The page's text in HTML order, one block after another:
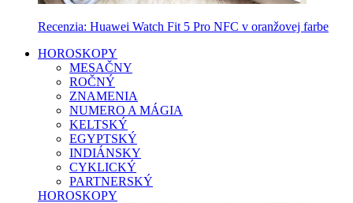
Recenzia: Huawei Watch Fit 5 Pro NFC v oranžovej farbe
HOROSKOPY
MESAČNY
ROČNÝ
ZNAMENIA
NUMERO A MÁGIA
KELTSKÝ
EGYPTSKÝ
INDIÁNSKY
CYKLICKÝ
PARTNERSKÝ
HOROSKOPY